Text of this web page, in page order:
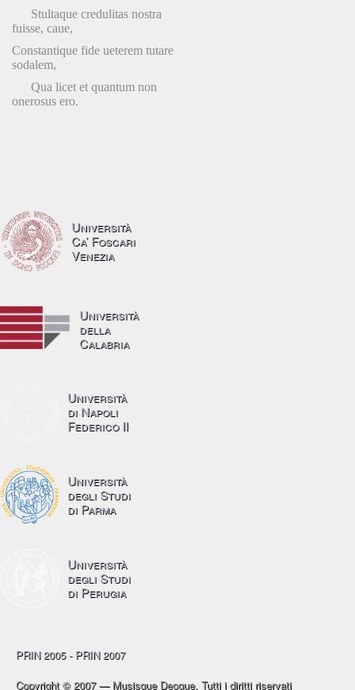
Stultaque credulitas nostra
fuisse, caue,
Constantique fide ueterem tutare
sodalem,
Qua licet et quantum non
onerosus ero.
Università
Ca’ Foscari
Venezia
Università
della
Calabria
Università
di Napoli
Federico II
Università
degli Studi
di Parma
Università
degli Studi
di Perugia
PRIN 2005 - PRIN 2007
Copyright © 2007 — Musisque Deoque. Tutti i diritti riservati